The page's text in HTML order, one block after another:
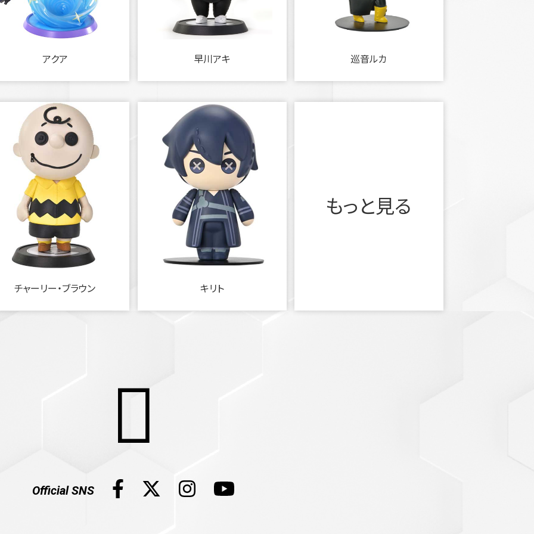
アクア 早川アキ 巡音ルカ
チャーリー・ブラウン キリト
もっと見る
Official SNS